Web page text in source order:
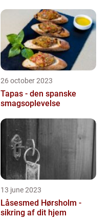
26 october 2023
Tapas - den spanske
smagsoplevelse
13 june 2023
Låsesmed Hørsholm -
sikring af dit hjem